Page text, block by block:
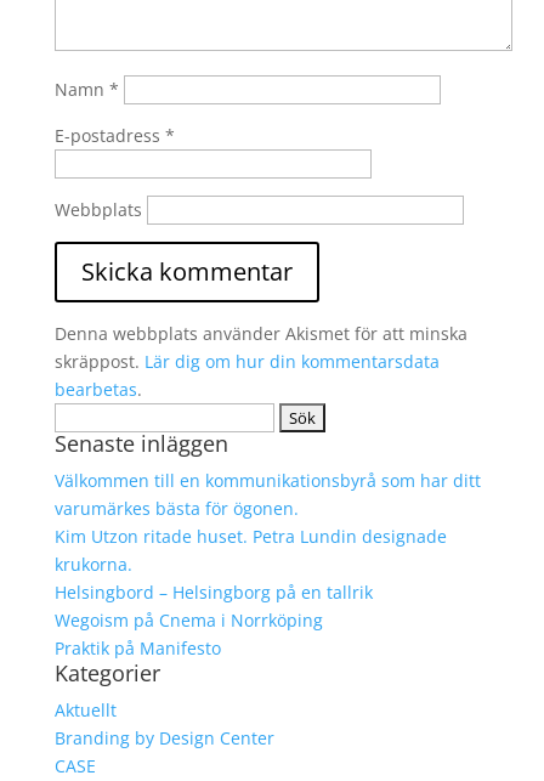
Namn *
E-postadress *
Webbplats
Denna webbplats använder Akismet för att minska
skräppost. Lär dig om hur din kommentarsdata
bearbetas.
efter:
Senaste inläggen
Välkommen till en kommunikationsbyrå som har ditt
varumärkes bästa för ögonen.
Kim Utzon ritade huset. Petra Lundin designade
krukorna.
Helsingbord – Helsingborg på en tallrik
Wegoism på Cnema i Norrköping
Praktik på Manifesto
Kategorier
Aktuellt
Branding by Design Center
CASE